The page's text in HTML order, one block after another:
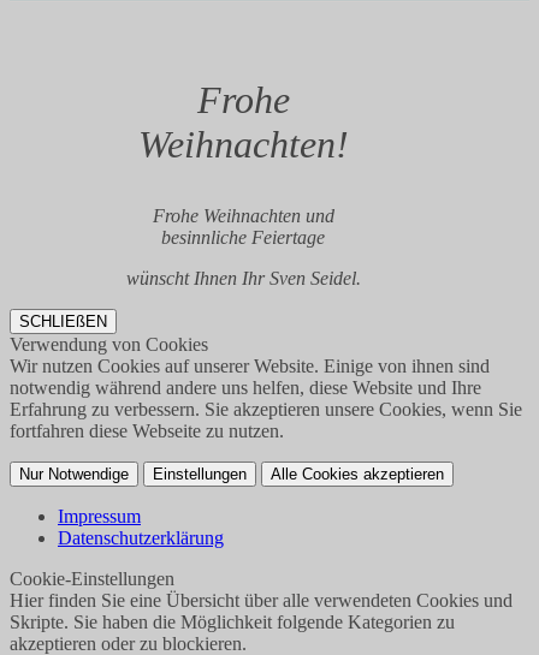
Frohe
Weihnachten!
Frohe Weihnachten und
besinnliche Feiertage
wünscht Ihnen Ihr Sven Seidel.
SCHLIEßEN
Verwendung von Cookies
Wir nutzen Cookies auf unserer Website. Einige von ihnen sind
notwendig während andere uns helfen, diese Website und Ihre
Erfahrung zu verbessern. Sie akzeptieren unsere Cookies, wenn Sie
fortfahren diese Webseite zu nutzen.
Nur Notwendige Einstellungen Alle Cookies akzeptieren
Impressum
Datenschutzerklärung
Cookie-Einstellungen
Hier finden Sie eine Übersicht über alle verwendeten Cookies und
Skripte. Sie haben die Möglichkeit folgende Kategorien zu
akzeptieren oder zu blockieren.